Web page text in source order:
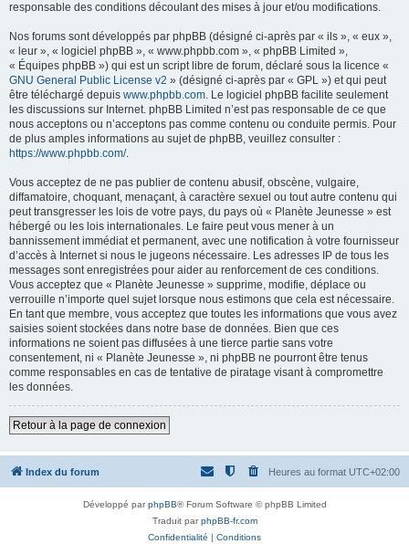
responsable des conditions découlant des mises à jour et/ou modifications.
Nos forums sont développés par phpBB (désigné ci-après par « ils », « eux »,
« leur », « logiciel phpBB », « www.phpbb.com », « phpBB Limited »,
« Équipes phpBB ») qui est un script libre de forum, déclaré sous la licence «
GNU General Public License v2 » (désigné ci-après par « GPL ») et qui peut
être téléchargé depuis www.phpbb.com. Le logiciel phpBB facilite seulement
les discussions sur Internet. phpBB Limited n’est pas responsable de ce que
nous acceptons ou n’acceptons pas comme contenu ou conduite permis. Pour
de plus amples informations au sujet de phpBB, veuillez consulter :
https://www.phpbb.com/.
Vous acceptez de ne pas publier de contenu abusif, obscène, vulgaire,
diffamatoire, choquant, menaçant, à caractère sexuel ou tout autre contenu qui
peut transgresser les lois de votre pays, du pays où « Planète Jeunesse » est
hébergé ou les lois internationales. Le faire peut vous mener à un
bannissement immédiat et permanent, avec une notification à votre fournisseur
d’accès à Internet si nous le jugeons nécessaire. Les adresses IP de tous les
messages sont enregistrées pour aider au renforcement de ces conditions.
Vous acceptez que « Planète Jeunesse » supprime, modifie, déplace ou
verrouille n’importe quel sujet lorsque nous estimons que cela est nécessaire.
En tant que membre, vous acceptez que toutes les informations que vous avez
saisies soient stockées dans notre base de données. Bien que ces
informations ne soient pas diffusées à une tierce partie sans votre
consentement, ni « Planète Jeunesse », ni phpBB ne pourront être tenus
comme responsables en cas de tentative de piratage visant à compromettre
les données.
Retour à la page de connexion
Index du forum Heures au format UTC+02:00
Développé parphpBB® Forum Software © phpBB Limited
Traduit parphpBB-fr.com
Confidentialité | Conditions